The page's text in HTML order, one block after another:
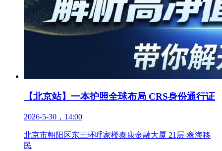
【北京站】一本护照全球布局 CRS身份通行证
2026-5-30，14:00
北京市朝阳区东三环呼家楼泰康金融大厦 21层-鑫海移
民